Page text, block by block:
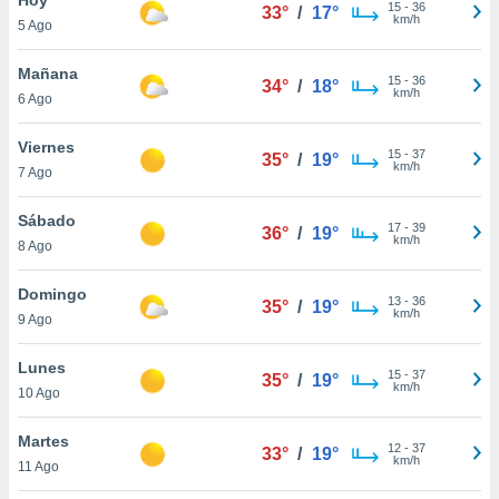
en
más
nuestra
de
cookies
aceptar
5 Ago
33° / 17° 15- 36
km/h
Mañana
6 Ago
34° / 18° 15- 36
km/h
Viernes
7 Ago
35° / 19° 15- 37
km/h
Sábado
8 Ago
36° / 19° 17- 39
km/h
Domingo
9 Ago
35° / 19° 13- 36
km/h
Lunes
10 Ago
35° / 19° 15- 37
km/h
Martes
11 Ago
33° / 19° 12- 37
km/h